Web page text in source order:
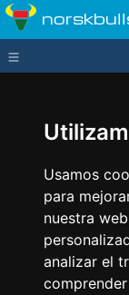
Usamos
para
nuestra
analizar el